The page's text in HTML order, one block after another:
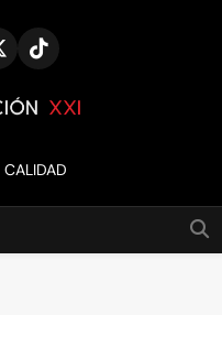
XXI
CALIDAD